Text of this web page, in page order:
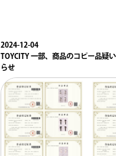
2024-12-04
TOYCITY 一部、商品のコピー品疑
らせ